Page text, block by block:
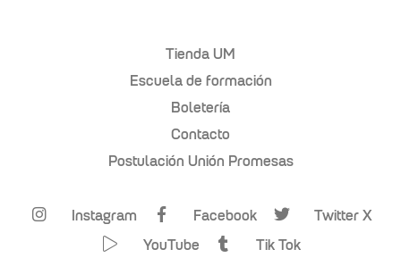
Tienda UM
Escuela de formación
Boletería
Contacto
Postulación Unión Promesas
Instagram Facebook
Twitter X
YouTube
Tik Tok